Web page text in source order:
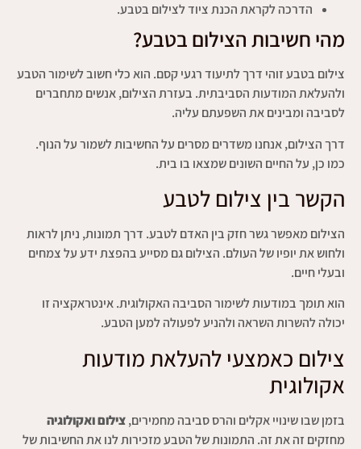
הדרכה לקראת הכנת ציוד לצילום בטבע.
מהי חשיבות הצילום בטבע?
צילום בטבע זוהי דרך לתיעוד רגעי קסם. הוא כלי חשוב לשימור הטבע
ולהעלאת המודעות הסביבתית. בעזרת הצילום, אנשים מתחברים
לסביבה ומבינים את השפעתם עליה.
דרך הצילום, אנחנו משדרים מסרים על החשיבות לשמור על הנוף.
כמו כן, על החיים השונים שמצאו בו בית.
הקשר בין צילום לטבע
הצילום מאפשר גשר חזק בין האדם לטבע. דרך תמונות, ניתן לראות
ולחוש את יופיו של העולם. הצילום גם מסייע בהפצת ידע על צמחים
ובעלי חיים.
הוא תומך במודעות לשימור הסביבה האקולוגית. אינטראקציה זו
יכולה להשרות השראה ולהניע לפעולה למען הטבע.
צילום כאמצעי להעלאת מודעות
אקולוגית
בזמן שבו שינויי אקלים והרס סביבה מחמירים,צילום ואקולוגיה
מחזקים זה את זה. התמונות של הטבע מזכירות לנו את החשיבות של